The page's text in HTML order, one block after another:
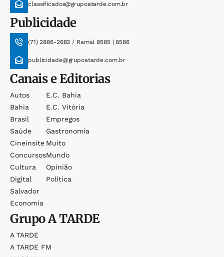
classificados@grupoatarde.com.br
Publicidade
(71) 2886-2683 / Ramal 8585 | 8586
publicidade@grupoatarde.com.br
Canais e Editorias
Autos
Bahia
Brasil
Saúde
Cineinsite
Concursos
Cultura
Digital
Salvador
Economia
E.c. Bahia
E.c. Vitória
Empregos
Gastronomia
Muito
Mundo
Opinião
Política
GrupoA TARDE
A TARDE
A TARDE FM